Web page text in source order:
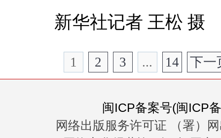
新华社记者 王松 摄
1 2 3 ... 14 下一
闽ICP备案号(闽ICP
网络出版服务许可证 （署）